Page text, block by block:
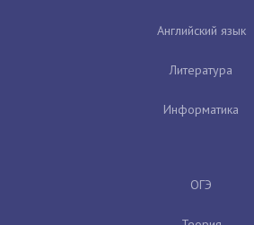
Английский язык
Литература
Информатика
ОГЭ